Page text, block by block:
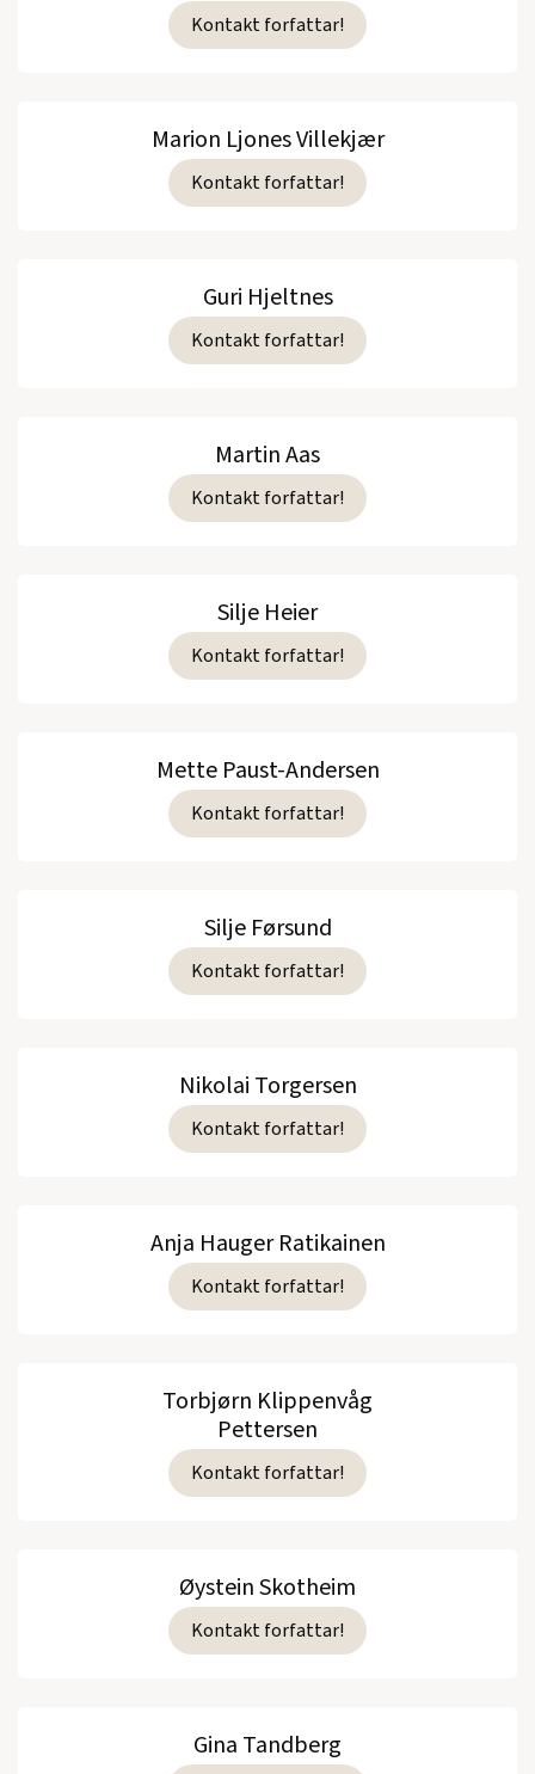
Kontakt forfattar!
Marion Ljones Villekjær
Kontakt forfattar!
Guri Hjeltnes
Kontakt forfattar!
Martin Aas
Kontakt forfattar!
Silje Heier
Kontakt forfattar!
Mette Paust-Andersen
Kontakt forfattar!
Silje Førsund
Kontakt forfattar!
Nikolai Torgersen
Kontakt forfattar!
Anja Hauger Ratikainen
Kontakt forfattar!
Torbjørn Klippenvåg
Pettersen
Kontakt forfattar!
Øystein Skotheim
Kontakt forfattar!
Gina Tandberg